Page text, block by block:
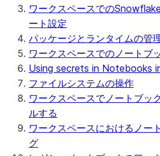
ワークスペースでの
ート設定
パッケージとランタイムの管
ワークスペースでのノートブ
Using secrets in Notebooks
ファイルシステムの操作
ワークスペースでノートブッ
ルする
ワークスペースにおけるノー
グ